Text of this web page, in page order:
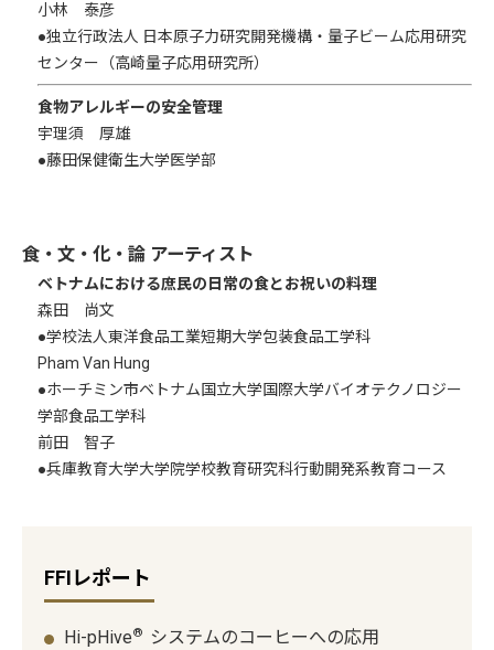
小林 泰彦
●独立行政法人 日本原子力研究開発機構・量子ビーム応用研究
センター（高崎量子応用研究所）
食物アレルギーの安全管理
宇理須 厚雄
●藤田保健衛生大学医学部
⾷・⽂・化・論 アーティスト
ベトナムにおける庶民の日常の食とお祝いの料理
森田 尚文
●学校法人東洋食品工業短期大学包装食品工学科
Pham Van Hung
●ホーチミン市ベトナム国立大学国際大学バイオテクノロジー
学部食品工学科
前田 智子
●兵庫教育大学大学院学校教育研究科行動開発系教育コース
FFIレポート
Hi-pHive® システムのコーヒーへの応用